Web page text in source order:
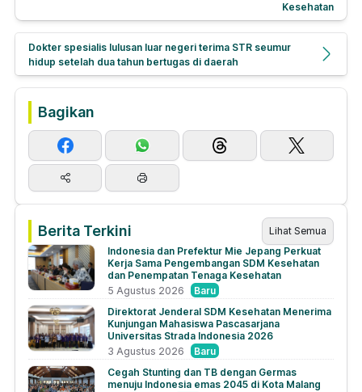
Kesehatan
Next post:
Dokter spesialis lulusan luar negeri terima STR seumur
hidup setelah dua tahun bertugas di daerah
Bagikan
Berita Terkini
Lihat Semua
Indonesia dan Prefektur Mie Jepang Perkuat
Kerja Sama Pengembangan SDM Kesehatan
dan Penempatan Tenaga Kesehatan
5 Agustus 2026
Baru
Direktorat Jenderal SDM Kesehatan Menerima
Kunjungan Mahasiswa Pascasarjana
Universitas Strada Indonesia 2026
3 Agustus 2026
Baru
Cegah Stunting dan TB dengan Germas
menuju Indonesia emas 2045 di Kota Malang